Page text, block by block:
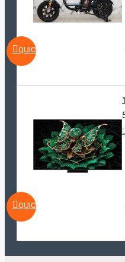
QUICKVIEW
QUICKVIEW